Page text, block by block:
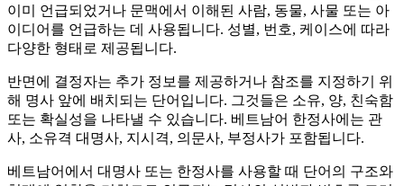
이미 언급되었거나 문맥에서 이해된 사람, 동물, 사물 또는 아
이디어를 언급하는 데 사용됩니다. 성별, 번호, 케이스에 따라
다양한 형태로 제공됩니다.
반면에 결정자는 추가 정보를 제공하거나 참조를 지정하기 위
해 명사 앞에 배치되는 단어입니다. 그것들은 소유, 양, 친숙함
또는 확실성을 나타낼 수 있습니다. 베트남어 한정사에는 관
사, 소유격 대명사, 지시격, 의문사, 부정사가 포함됩니다.
베트남어에서 대명사 또는 한정사를 사용할 때 단어의 구조와